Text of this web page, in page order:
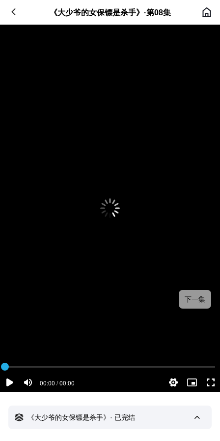
《大少爷的女保镖是杀手》·第08集
00:00 / 00:00
下一集
《大少爷的女保镖是杀手》· 已完结